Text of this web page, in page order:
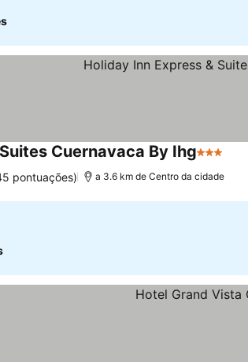
Cuernavaca By Ihg3 Estrelas
pontuações) a 3.6 km de Centro da cidade